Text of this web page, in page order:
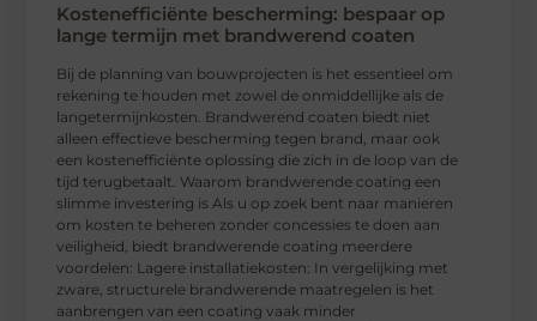
Kostenefficiënte bescherming: bespaar op
lange termijn met brandwerend coaten
Bij de planning van bouwprojecten is het essentieel om
rekening te houden met zowel de onmiddellijke als de
langetermijnkosten. Brandwerend coaten biedt niet
alleen effectieve bescherming tegen brand, maar ook
een kostenefficiënte oplossing die zich in de loop van de
tijd terugbetaalt. Waarom brandwerende coating een
slimme investering is Als u op zoek bent naar manieren
om kosten te beheren zonder concessies te doen aan
veiligheid, biedt brandwerende coating meerdere
voordelen: Lagere installatiekosten: In vergelijking met
zware, structurele brandwerende maatregelen is het
aanbrengen van een coating vaak minder